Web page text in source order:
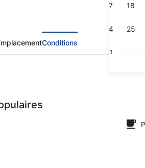
17 18
24 25
31
Rideaux occultants,
Conditions